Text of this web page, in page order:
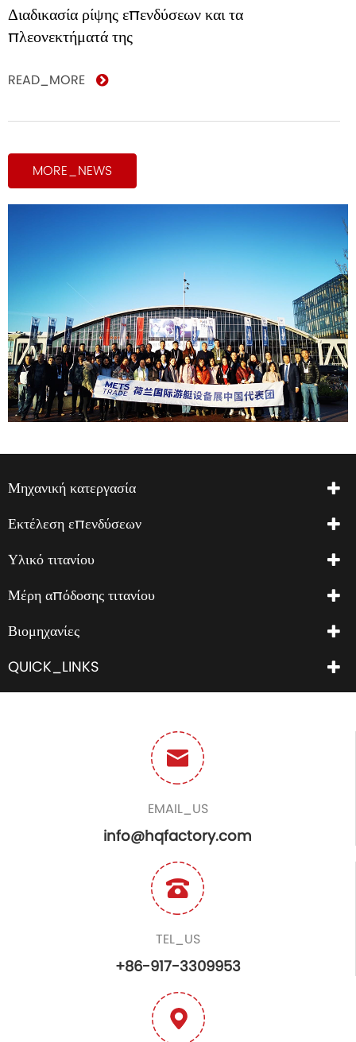
Διαδικασία ρίψης επενδύσεων και τα
πλεονεκτήματά της
READ_MORE
MORE_NEWS
Μηχανική κατεργασία
Εκτέλεση επενδύσεων
Υλικό τιτανίου
Μέρη απόδοσης τιτανίου
Βιομηχανίες
QUICK_LINKS
EMAIL_US
info@hqfactory.com
TEL_US
+86-917-3309953